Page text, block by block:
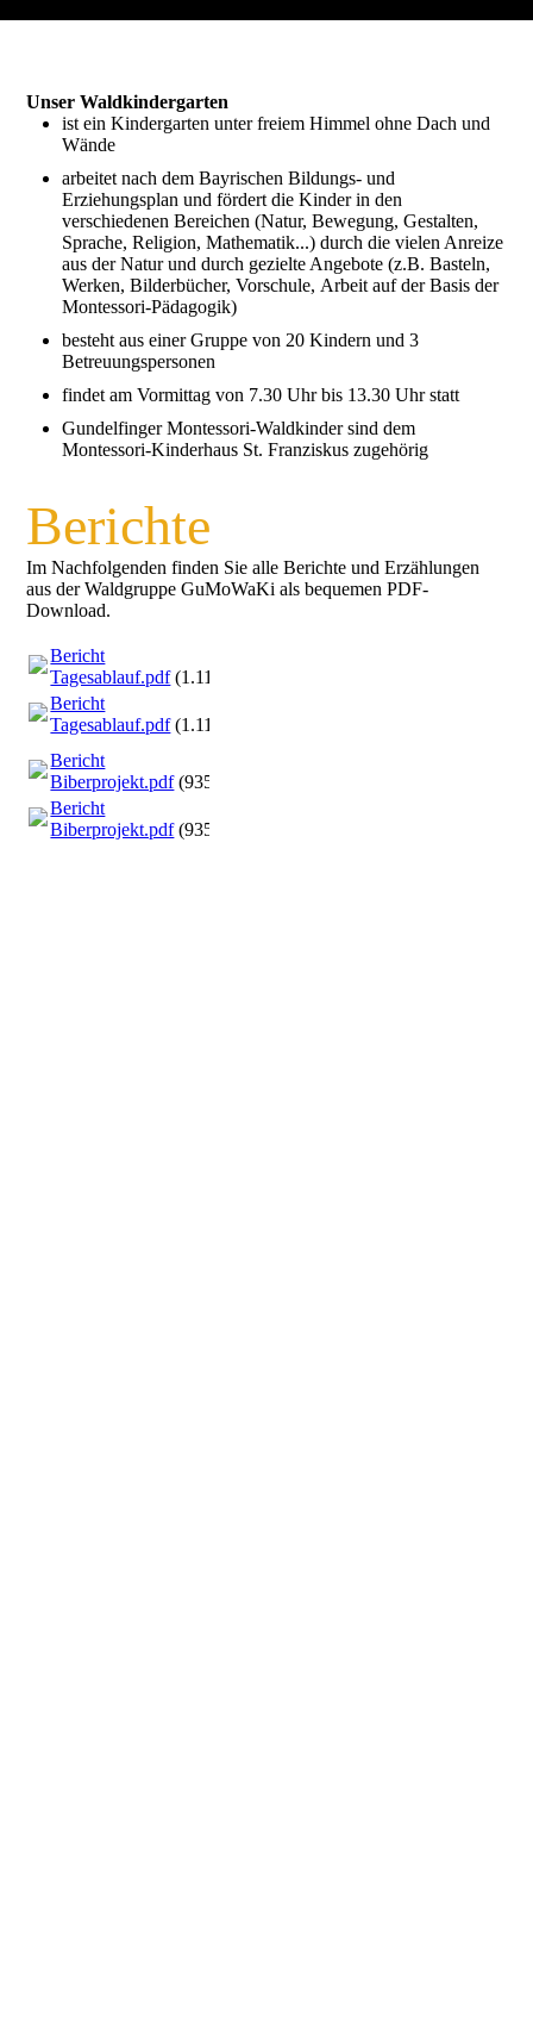
Unser Waldkindergarten
ist ein Kindergarten unter freiem Himmel ohne Dach und
Wände
arbeitet nach dem Bayrischen Bildungs- und
Erziehungsplan und fördert die Kinder in den
verschiedenen Bereichen (Natur, Bewegung, Gestalten,
Sprache, Religion, Mathematik...) durch die vielen Anreize
aus der Natur und durch gezielte Angebote (z.B. Basteln,
Werken, Bilderbücher, Vorschule, Arbeit auf der Basis der
Montessori-Pädagogik)
besteht aus einer Gruppe von 20 Kindern und 3
Betreuungspersonen
findet am Vormittag von 7.30 Uhr bis 13.30 Uhr statt
Gundelfinger Montessori-Waldkinder sind dem
Montessori-Kinderhaus St. Franziskus zugehörig
Berichte
Im Nachfolgenden finden Sie alle Berichte und Erzählungen
aus der Waldgruppe GuMoWaKi als bequemen PDF-
Download.
Bericht
Tagesablauf.pdf(1.11MB)
Bericht
Tagesablauf.pdf(1.11MB)
Bericht
Biberprojekt.pdf(935.78KB)
Bericht
Biberprojekt.pdf(935.78KB)